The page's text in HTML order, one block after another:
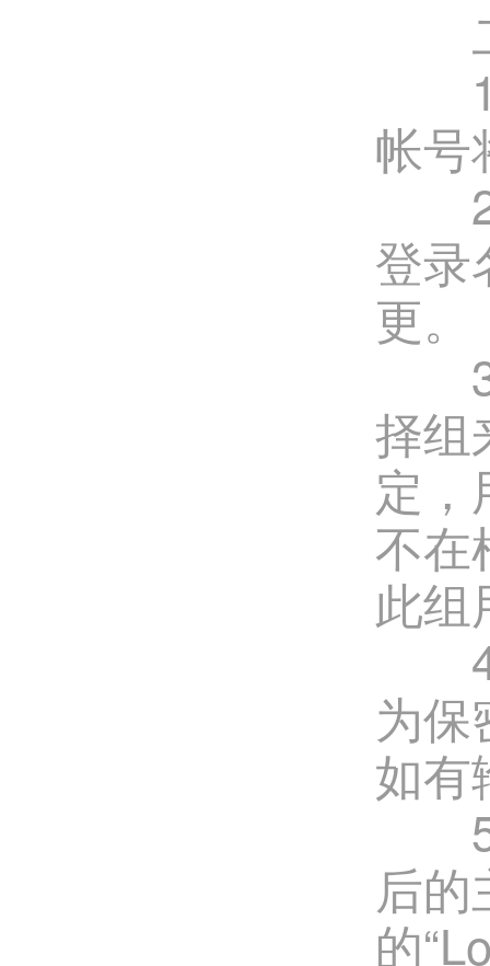
二
1
帐号
2
登录
更。
3
择组
定，
不在
此组
4
为保
如有
5
后
的